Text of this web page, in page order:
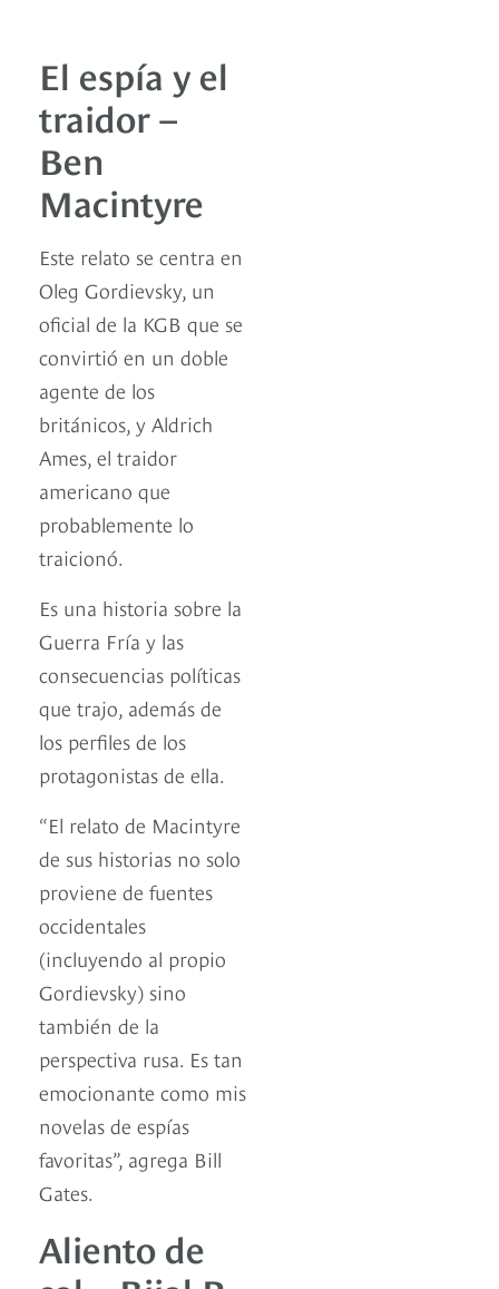
El espía y el
traidor –
Ben
Macintyre
Este relato se centra en
Oleg Gordievsky, un
oficial de la KGB que se
convirtió en un doble
agente de los
británicos, y Aldrich
Ames, el traidor
americano que
probablemente lo
traicionó.
Es una historia sobre la
Guerra Fría y las
consecuencias políticas
que trajo, además de
los perfiles de los
protagonistas de ella.
“El relato de Macintyre
de sus historias no solo
proviene de fuentes
occidentales
(incluyendo al propio
Gordievsky) sino
también de la
perspectiva rusa. Es tan
emocionante como mis
novelas de espías
favoritas”, agrega Bill
Gates.
Aliento de